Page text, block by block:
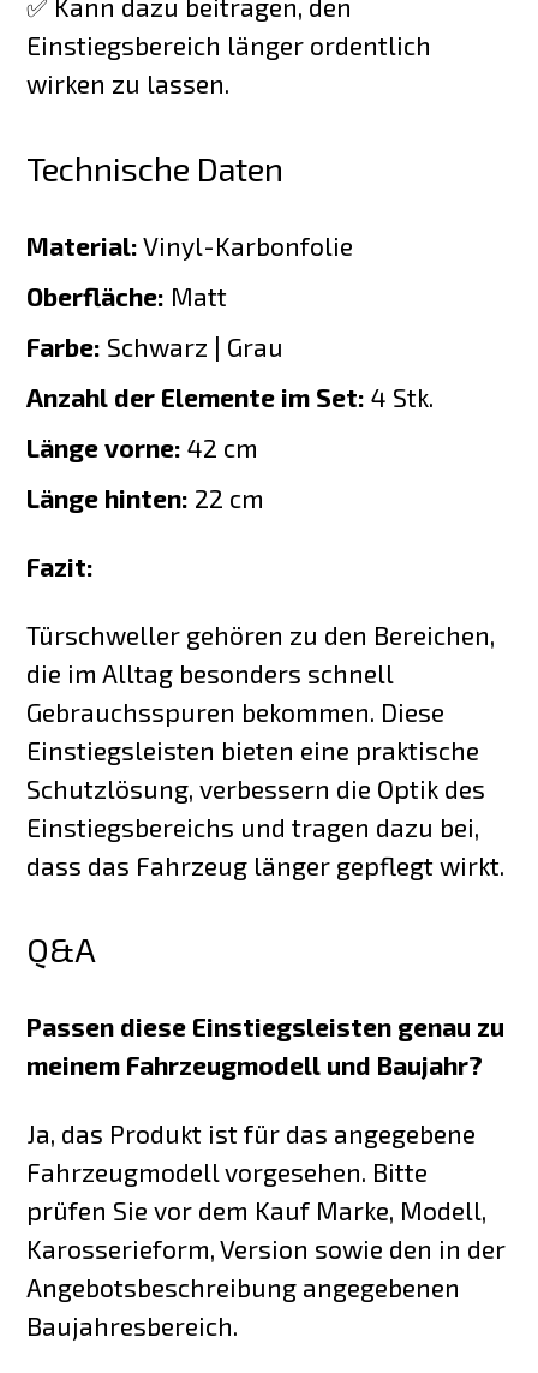
✅ Kann dazu beitragen, den
Einstiegsbereich länger ordentlich
wirken zu lassen.
Technische Daten
Material: Vinyl-Karbonfolie
Oberfläche: Matt
Farbe: Schwarz | Grau
Anzahl der Elemente im Set: 4 Stk.
Länge vorne: 42 cm
Länge hinten: 22 cm
Fazit:
Türschweller gehören zu den Bereichen,
die im Alltag besonders schnell
Gebrauchsspuren bekommen. Diese
Einstiegsleisten bieten eine praktische
Schutzlösung, verbessern die Optik des
Einstiegsbereichs und tragen dazu bei,
dass das Fahrzeug länger gepflegt wirkt.
Q&A
Passen diese Einstiegsleisten genau zu
meinem Fahrzeugmodell und Baujahr?
Ja, das Produkt ist für das angegebene
Fahrzeugmodell vorgesehen. Bitte
prüfen Sie vor dem Kauf Marke, Modell,
Karosserieform, Version sowie den in der
Angebotsbeschreibung angegebenen
Baujahresbereich.